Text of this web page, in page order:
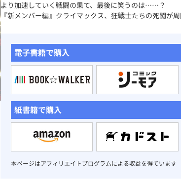
より加速していく戦闘の果て、最後に笑うのは……？
『新メンバー編』クライマックス、狂戦士たちの死闘が
電子書籍で購入
紙書籍で購入
本ページはアフィリエイトプログラムによる収益を得ています